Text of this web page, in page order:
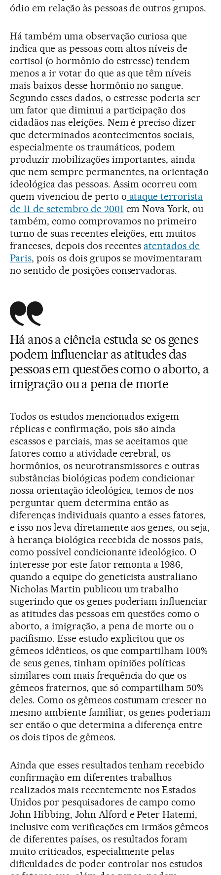
ódio em relação às pessoas de outros grupos.
Há também uma observação curiosa que
indica que as pessoas com altos níveis de
cortisol (o hormônio do estresse) tendem
menos a ir votar do que as que têm níveis
mais baixos desse hormônio no sangue.
Segundo esses dados, o estresse poderia ser
um fator que diminui a participação dos
cidadãos nas eleições. Nem é preciso dizer
que determinados acontecimentos sociais,
especialmente os traumáticos, podem
produzir mobilizações importantes, ainda
que nem sempre permanentes, na orientação
ideológica das pessoas. Assim ocorreu com
quem vivenciou de perto o ataque terrorista
de 11 de setembro de 2001 em Nova York, ou
também, como comprovamos no primeiro
turno de suas recentes eleições, em muitos
franceses, depois dos recentes atentados de
Paris, pois os dois grupos se movimentaram
no sentido de posições conservadoras.
Há anos a ciência estuda se os genes
podem influenciar as atitudes das
pessoas em questões como o aborto, a
imigração ou a pena de morte
Todos os estudos mencionados exigem
réplicas e confirmação, pois são ainda
escassos e parciais, mas se aceitamos que
fatores como a atividade cerebral, os
hormônios, os neurotransmissores e outras
substâncias biológicas podem condicionar
nossa orientação ideológica, temos de nos
perguntar quem determina então as
diferenças individuais quanto a esses fatores,
e isso nos leva diretamente aos genes, ou seja,
à herança biológica recebida de nossos pais,
como possível condicionante ideológico. O
interesse por este fator remonta a 1986,
quando a equipe do geneticista australiano
Nicholas Martin publicou um trabalho
sugerindo que os genes poderiam influenciar
as atitudes das pessoas em questões como o
aborto, a imigração, a pena de morte ou o
pacifismo. Esse estudo explicitou que os
gêmeos idênticos, os que compartilham 100%
de seus genes, tinham opiniões políticas
similares com mais frequência do que os
gêmeos fraternos, que só compartilham 50%
deles. Como os gêmeos costumam crescer no
mesmo ambiente familiar, os genes poderiam
ser então o que determina a diferença entre
os dois tipos de gêmeos.
Ainda que esses resultados tenham recebido
confirmação em diferentes trabalhos
realizados mais recentemente nos Estados
Unidos por pesquisadores de campo como
John Hibbing, John Alford e Peter Hatemi,
inclusive com verificações em irmãos gêmeos
de diferentes países, os resultados foram
muito criticados, especialmente pelas
dificuldades de poder controlar nos estudos